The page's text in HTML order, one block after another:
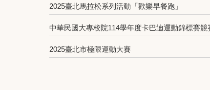
2025臺北馬拉松系列活動「歡樂早餐跑」
中華民國大專校院114學年度卡巴迪運動錦標賽競
2025臺北市極限運動大賽